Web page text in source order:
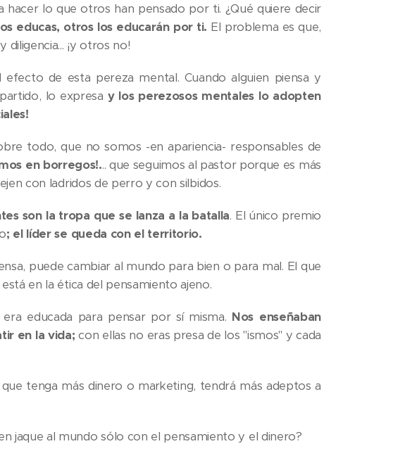
hacer lo que otros han pensado por ti. ¿Qué quiere decir
educas, otros los educarán por ti. El problema es que,
¡y otros no!
de esta pereza mental. Cuando alguien piensa y
lo expresa y los perezosos mentales lo adopten
todo, que no somos -en apariencia- responsables de
en borregos!... que seguimos al pastor porque es más
con ladridos de perro y con silbidos.
son la tropa que se lanza a la batalla. El único premio
; el líder se queda con el territorio.
puede cambiar al mundo para bien o para mal. El que
en la ética del pensamiento ajeno.
educada para pensar por sí misma. Nos enseñaban
en la vida; con ellas no eras presa de los "ismos" y cada
tenga más dinero o marketing, tendrá más adeptos a
jaque al mundo sólo con el pensamiento y el dinero?